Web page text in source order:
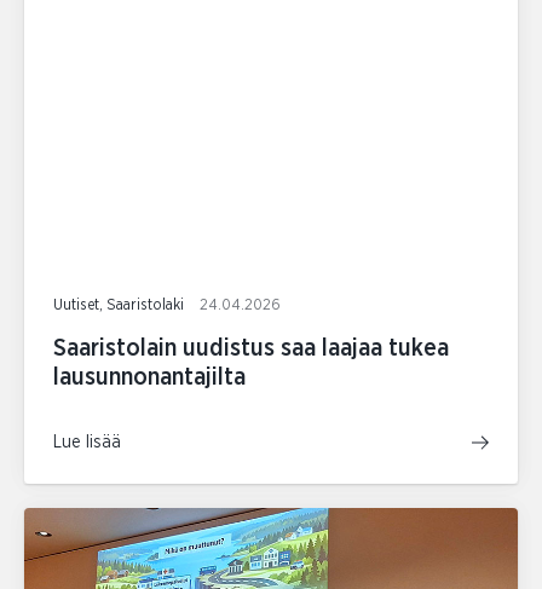
Uutiset, Saaristolaki 24.04.2026
Saaristolain uudistus saa laajaa tukea
lausunnonantajilta
Lue lisää